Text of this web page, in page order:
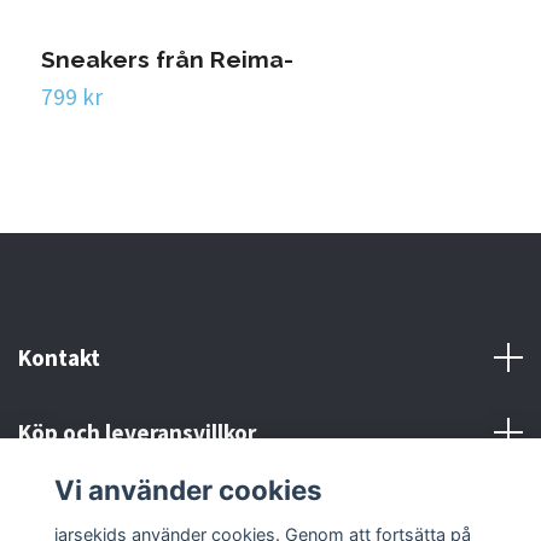
Sneakers från Reima-
799 kr
Kontakt
Köp och leveransvillkor
Sociala medier
Vi använder cookies
jarsekids använder cookies. Genom att fortsätta på